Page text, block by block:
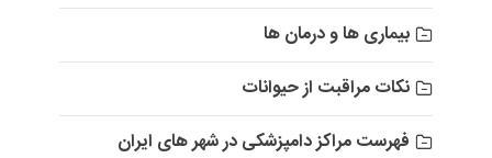
بیماری ها و درمان ها
نکات مراقبت از حیوانات
فهرست مراکز دامپزشکی در شهر های ایران